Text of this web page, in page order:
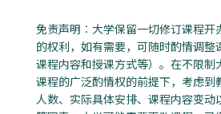
免责声明︰大学保留一切修订课程开
的权利，如有需要，可随时酌情调整
课程内容和授课方式等）。在不限制
课程的广泛酌情权的前提下，考虑到
人数、实际具体安排、课程内容变动